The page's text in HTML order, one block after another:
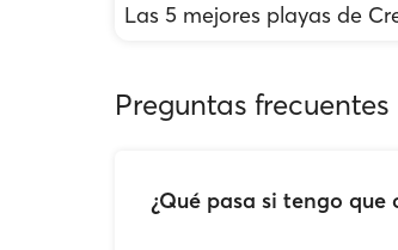
Las 5 mejores playas de
Preguntas frecuentes
¿Qué pasa si tengo